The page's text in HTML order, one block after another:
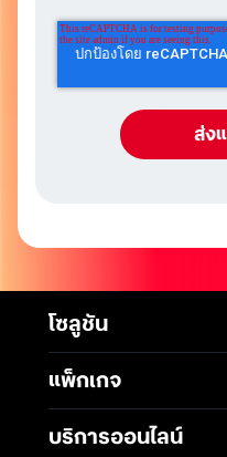
โซลูชัน
Mobile
5G Infrastructure
แพ็กเกจ
แพ็กเกจมือถือ
บริการออนไลน์